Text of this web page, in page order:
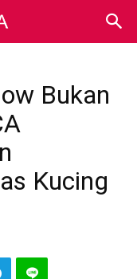
Bukan
Kucing